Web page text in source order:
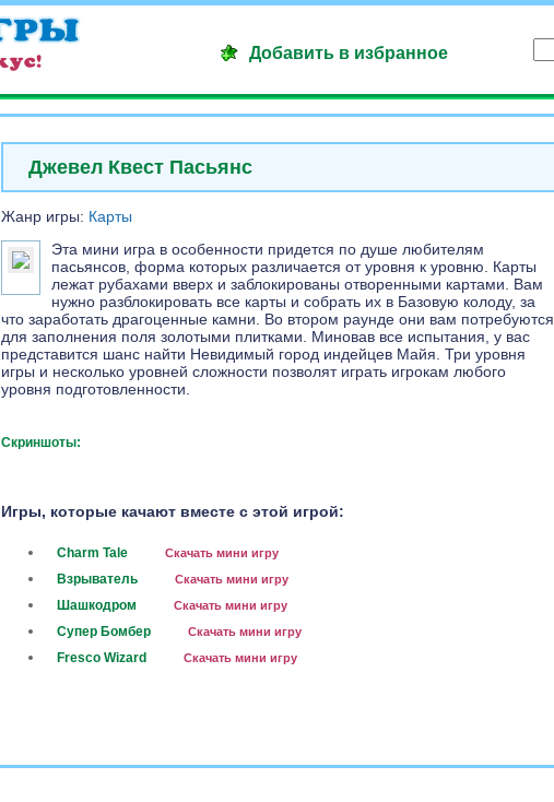
Добавить в избранное
Джевел Квест Пасьянс
Жанр игры: Карты
Эта мини игра в особенности придется по душе любителям
пасьянсов, форма которых различается от уровня к уровню. Карты
лежат рубахами вверх и заблокированы отворенными картами. Вам
нужно разблокировать все карты и собрать их в Базовую колоду, за
что заработать драгоценные камни. Во втором раунде они вам потребуются
для заполнения поля золотыми плитками. Миновав все испытания, у вас
представится шанс найти Невидимый город индейцев Майя. Три уровня
игры и несколько уровней сложности позволят играть игрокам любого
уровня подготовленности.
Скриншоты:
Игры, которые качают вместе с этой игрой:
Charm Tale Скачать мини игру
Взрыватель Скачать мини игру
Шашкодром Скачать мини игру
Супер Бомбер Скачать мини игру
Fresco Wizard Скачать мини игру